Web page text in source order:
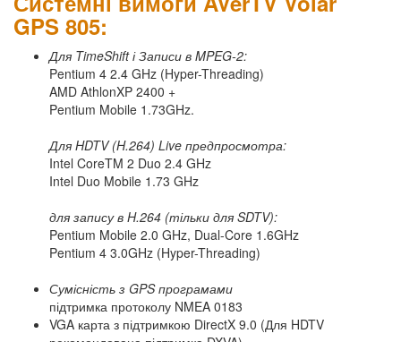
GPS 805:
Для TimeShift і Записи в MPEG-2:
Pentium 4 2.4 GHz (Hyper-Threading)
AMD AthlonXP 2400 +
Pentium Mobile 1.73GHz.
Для HDTV (H.264) Live предпросмотра:
Intel CoreTM 2 Duo 2.4 GHz
Intel Duo Mobile 1.73 GHz
для запису в H.264 (тільки для SDTV):
Pentium Mobile 2.0 GHz, Dual-Core 1.6GHz
Pentium 4 3.0GHz (Hyper-Threading)
Сумісність з GPS програмами
підтримка протоколу NMEA 0183
VGA карта з підтримкою DirectX 9.0 (Для HDTV